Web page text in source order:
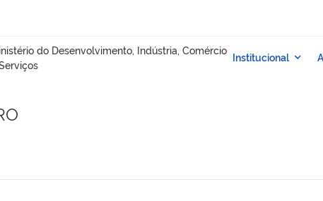
de navegação